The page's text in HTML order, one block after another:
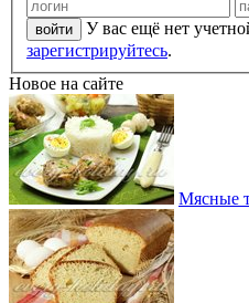
У вас ещё нет
зарегистрируйтесь.
Новое на сайте
Мясные